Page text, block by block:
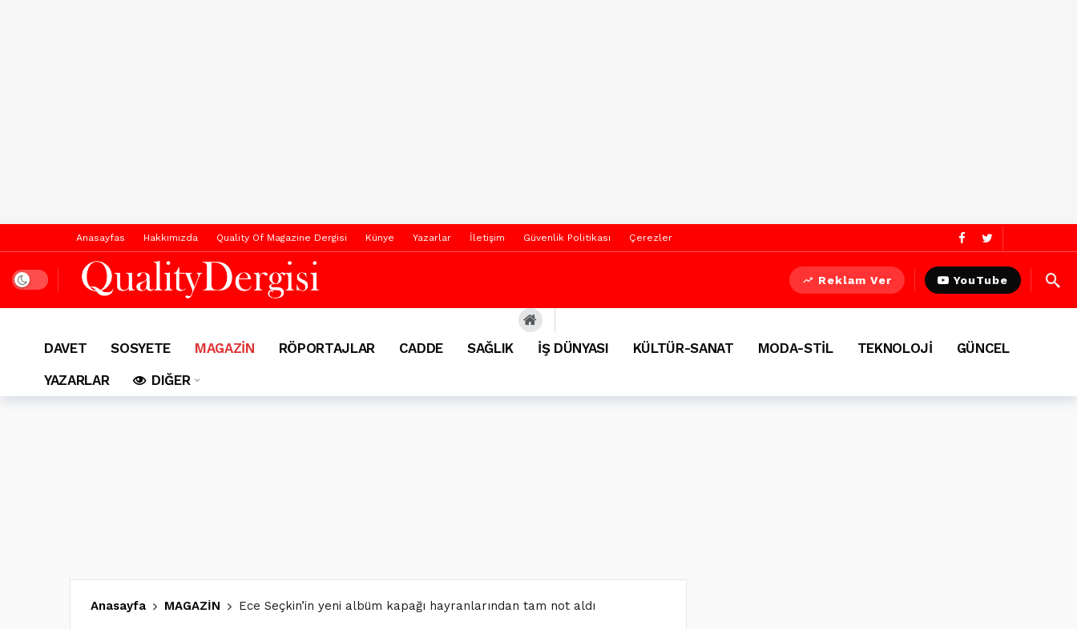
Anasayfas Hakkımızda Quality Of Magazine Dergisi Künye Yazarlar İletişim Güvenlik Politikası Çerezler
Dark mode Reklam Ver YouTube
DAVET SOSYETE MAGAZİN RÖPORTAJLAR CADDE SAĞLIK İŞ DÜNYASI KÜLTÜR-SANAT MODA-STİL TEKNOLOJİ
GÜNCEL
YAZARLAR
DIĞER
Anasayfa MAGAZİN Ece Seçkin’in yeni albüm kapağı hayranlarından tam not aldı